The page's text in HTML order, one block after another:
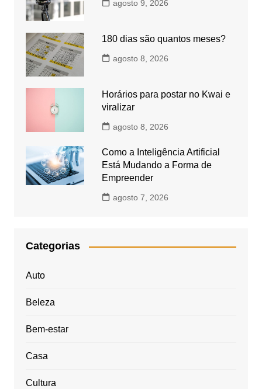
agosto 9, 2026
180 dias são quantos meses?
agosto 8, 2026
Horários para postar no Kwai e
viralizar
agosto 8, 2026
Como a Inteligência Artificial
Está Mudando a Forma de
Empreender
agosto 7, 2026
Categorias
Auto
Beleza
Bem-estar
Casa
Cultura